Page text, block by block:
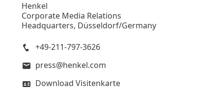
Henkel
Corporate Media Relations
Headquarters, Düsseldorf/Germany
+49-211-797-3626
press@henkel.com
Download Visitenkarte